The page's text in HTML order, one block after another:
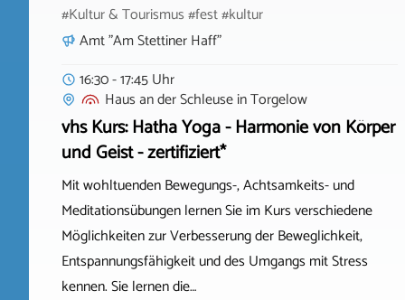
#Kultur & Tourismus #fest #kultur
Amt "Am Stettiner Haff"
16:30 - 17:45 Uhr
Haus an der SchleuseinTorgelow
vhs Kurs: Hatha Yoga - Harmonie von Körper
und Geist - zertifiziert*
Mit wohltuenden Bewegungs-, Achtsamkeits- und
Meditationsübungen lernen Sie im Kurs verschiedene
Möglichkeiten zur Verbesserung der Beweglichkeit,
Entspannungsfähigkeit und des Umgangs mit Stress
kennen. Sie lernen die…